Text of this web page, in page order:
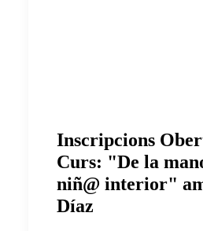
Inscripcions
Curs: "De la
niñ@ interior"
Díaz